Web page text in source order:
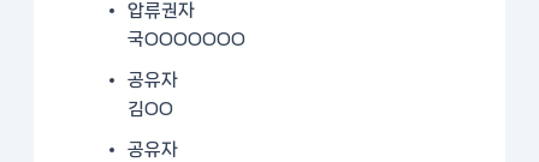
압류권자
국OOOOOOO
공유자
김OO
공유자